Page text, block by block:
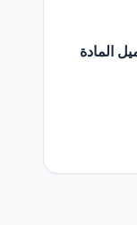
المادة